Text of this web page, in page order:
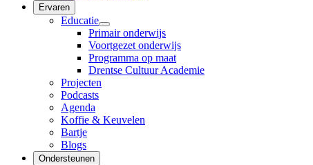
Ervaren
Educatie
Primair onderwijs
Voortgezet onderwijs
Programma op maat
Drentse Cultuur Academie
Projecten
Podcasts
Agenda
Koffie & Keuvelen
Bartje
Blogs
Ondersteunen